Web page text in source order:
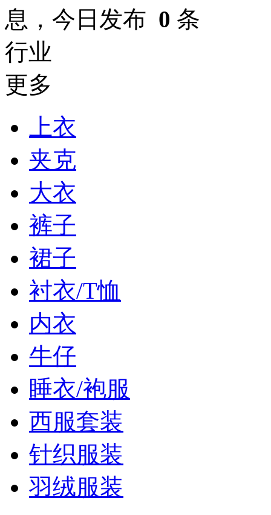
息，今日发布 0 条
行业
更多
上衣
夹克
大衣
裤子
裙子
衬衣/T恤
内衣
牛仔
睡衣/袍服
西服套装
针织服装
羽绒服装